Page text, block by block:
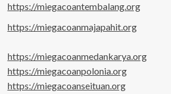
https://miegacoantembalang.org
https://miegacoanmajapahit.org
https://miegacoanmedankarya.org
https://miegacoanpolonia.org
https://miegacoanseituan.org